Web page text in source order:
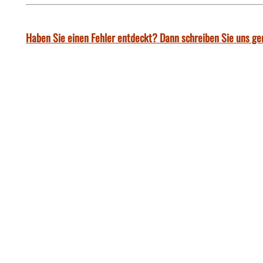
Haben Sie einen Fehler entdeckt? Dann schreiben Sie uns